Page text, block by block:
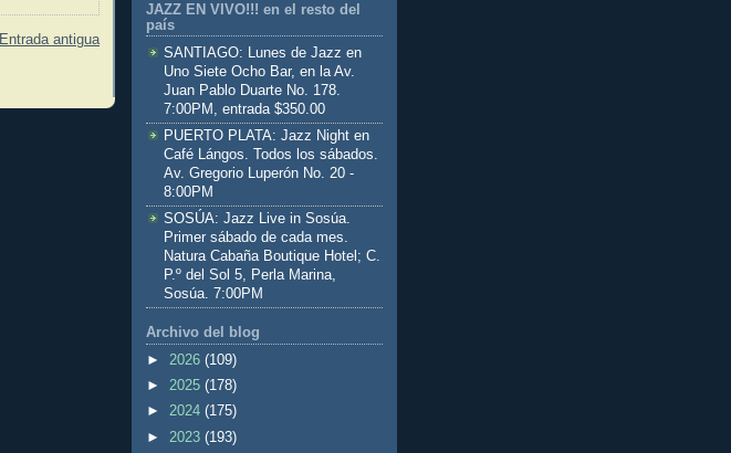
Entrada antigua
JAZZ EN VIVO!!! en el resto del
país
SANTIAGO: Lunes de Jazz en
Uno Siete Ocho Bar, en la Av.
Juan Pablo Duarte No. 178.
7:00PM, entrada $350.00
PUERTO PLATA: Jazz Night en
Café Lángos. Todos los sábados.
Av. Gregorio Luperón No. 20 -
8:00PM
SOSÚA: Jazz Live in Sosúa.
Primer sábado de cada mes.
Natura Cabaña Boutique Hotel; C.
P.º del Sol 5, Perla Marina,
Sosúa. 7:00PM
Archivo del blog
► 2026 (109)
► 2025 (178)
► 2024 (175)
► 2023 (193)